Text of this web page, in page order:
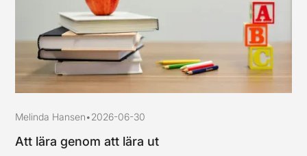
Melinda Hansen•2026-06-30
Att lära genom att lära ut